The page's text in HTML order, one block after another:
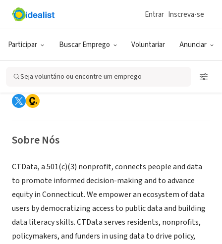
Participar Buscar Emprego Voluntariar Anunciar
Entrar Inscreva-se
Seja voluntário ou encontre um emprego
CT Data Collaborative
Hartford, CT
Sobre Nós
CTData, a 501(c)(3) nonprofit, connects people and data
to promote informed decision-making and to advance
equity in Connecticut. We empower an ecosystem of data
users by democratizing access to public data and building
data literacy skills. CTData serves residents, nonprofits,
policymakers, and funders in using data to drive policy,